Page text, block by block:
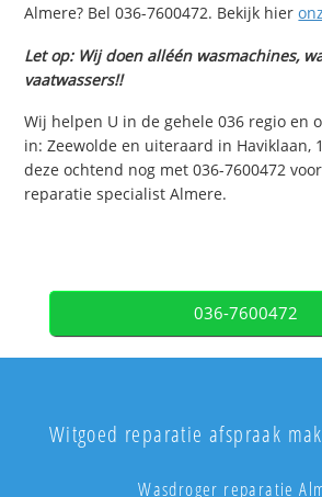
Almere? Bel 036-7600472. Bekijk hier
Let op: Wij doen alléén wasmachines,
vaatwassers!!
Wij helpen U in de gehele 036 regio en
in: Zeewolde en uiteraard in Haviklaan,
deze ochtend nog met 036-7600472
reparatie specialist Almere.
036-7600472
Witgoed reparatie afspraak
Wasdroger reparatie